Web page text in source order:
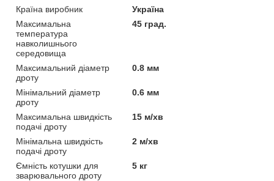
Країна виробник
Україна
Максимальна
температура
навколишнього
середовища
45 град.
Максимальний діаметр
дроту
0.8 мм
Мінімальний діаметр
дроту
0.6 мм
Максимальна швидкість
подачі дроту
15 м/хв
Мінімальна швидкість
подачі дроту
2 м/хв
Ємність котушки для
зварювального дроту
5 кг